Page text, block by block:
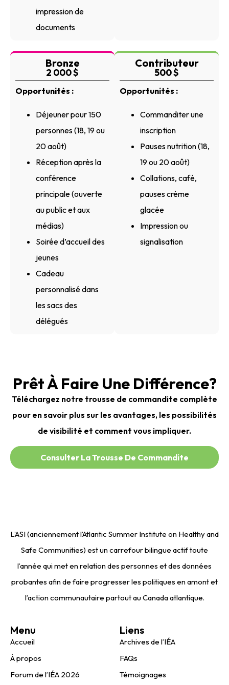
impression de
documents
Bronze
2 000 $
Opportunités :
Déjeuner pour 150
personnes (18, 19 ou
20 août)
Réception après la
conférence
principale (ouverte
au public et aux
médias)
Soirée d’accueil des
jeunes
Cadeau
personnalisé dans
les sacs des
délégués
Contributeur
500 $
Opportunités :
Commanditer une
inscription
Pauses nutrition (18,
19 ou 20 août)
Collations, café,
pauses crème
glacée
Impression ou
signalisation
Prêt À Faire Une Différence?
Téléchargez notre trousse de commandite complète
pour en savoir plus sur les avantages, les possibilités
de visibilité et comment vous impliquer.
Consulter La Trousse De Commandite
L’ASI (anciennement l’Atlantic Summer Institute on Healthy and
Safe Communities) est un carrefour bilingue actif toute
l’année qui met en relation des personnes et des données
probantes afin de faire progresser les politiques en amont et
l’action communautaire partout au Canada atlantique.
Menu
Accueil
À propos
Forum de l’IÉA 2026
Liens
Archives de l’IÉA
FAQs
Témoignages